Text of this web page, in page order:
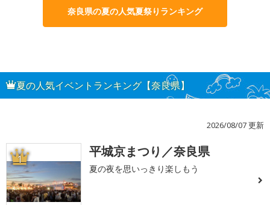
奈良県の夏の人気夏祭りランキング
夏の人気イベントランキング【奈良県】
2026/08/07 更新
1 平城京まつり／奈良県
夏の夜を思いっきり楽しもう